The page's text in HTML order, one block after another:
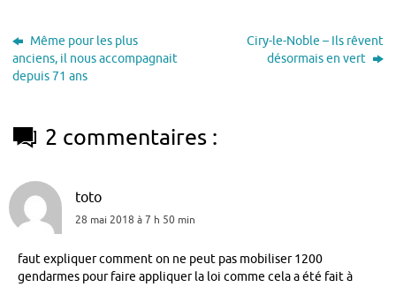
Même pour les plus
anciens, il nous accompagnait
depuis 71 ans
Ciry-le-Noble – Ils rêvent
désormais en vert
2 commentaires :
toto
28 mai 2018 à 7 h 50 min
faut expliquer comment on ne peut pas mobiliser 1200
gendarmes pour faire appliquer la loi comme cela a été fait à